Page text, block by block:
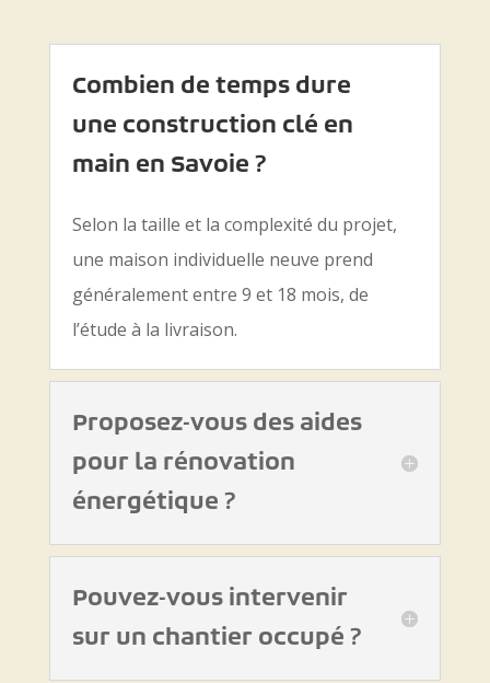
Combien de temps dure
une construction clé en
main en Savoie ?
Selon la taille et la complexité du projet,
une maison individuelle neuve prend
généralement entre 9 et 18 mois, de
l’étude à la livraison.
Proposez-vous des aides
pour la rénovation
énergétique ?
Pouvez-vous intervenir
sur un chantier occupé ?